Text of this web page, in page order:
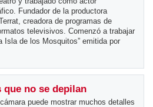
Fundador de la productora
creadora de programas de
televisivos. Comenzó a trabajar
Isla de los Mosquitos” emitida por
que no se depilan
puede mostrar muchos detalles